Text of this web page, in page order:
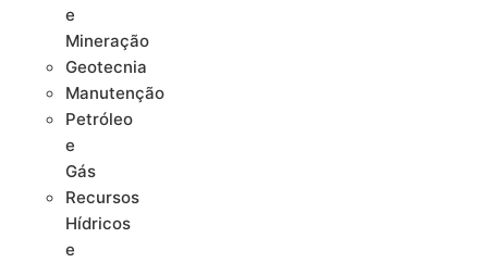
e
Mineração
Geotecnia
Manutenção
Petróleo
e
Gás
Recursos
Hídricos
e